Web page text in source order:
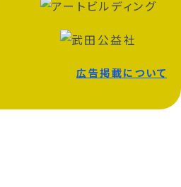
広告掲載について